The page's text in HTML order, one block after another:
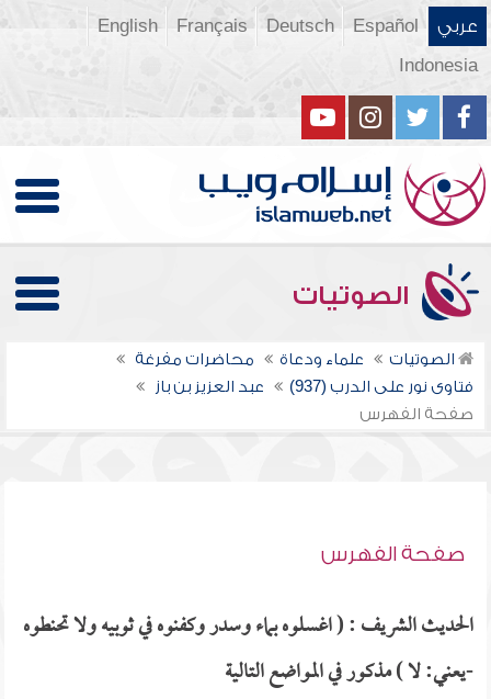
عربي Español
Deutsch
Français
English
Indonesia
الصوتيات
الصوتيات علماء ودعاة
محاضرات مفرغة
فتاوى نور على الدرب (937)
عبد العزيز بن باز
صفحة الفهرس
صفحة الفهرس
الحديث الشريف : ( اغسلوه بماء وسدر وكفنوه في ثوبيه ولا تحنطوه
-يعني: لا ) مذكور في المواضع التالية